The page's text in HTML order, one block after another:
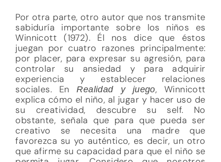
Por otra parte, otro autor que nos transmite
sabiduría importante sobre los niños es
Winnicott (1972). Él nos dice que éstos
juegan por cuatro razones principalmente:
por placer, para expresar su agresión, para
controlar su ansiedad y para adquirir
experiencia y establecer relaciones
sociales. EnRealidad y juego, Winnicott
explica cómo el niño, al jugar y hacer uso de
su creatividad, descubre su self. No
obstante, señala que para que pueda ser
creativo se necesita una madre que
favorezca su yo auténtico, es decir, un otro
que afirme su capacidad para que el niño se